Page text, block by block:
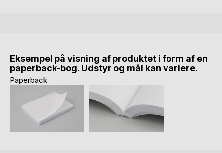
Eksempel på visning af produktet i form af en
paperback-bog. Udstyr og mål kan variere.
Paperback